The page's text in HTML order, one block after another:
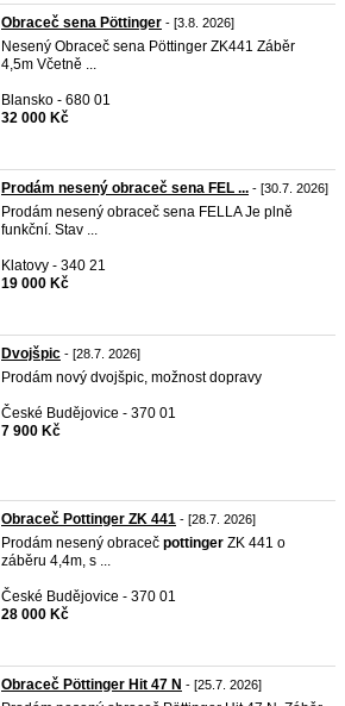
Obraceč sena Pöttinger - [3.8. 2026]
Nesený Obraceč sena Pöttinger ZK441 Záběr
4,5m Včetně ...
Blansko - 680 01
32 000 Kč
Prodám nesený obraceč sena FEL ... - [30.7. 2026]
Prodám nesený obraceč sena FELLA Je plně
funkční. Stav ...
Klatovy - 340 21
19 000 Kč
Dvojšpic - [28.7. 2026]
Prodám nový dvojšpic, možnost dopravy
České Budějovice - 370 01
7 900 Kč
Obraceč Pottinger ZK 441 - [28.7. 2026]
Prodám nesený obraceč pottinger ZK 441 o
záběru 4,4m, s ...
České Budějovice - 370 01
28 000 Kč
Obraceč Pöttinger Hit 47 N - [25.7. 2026]